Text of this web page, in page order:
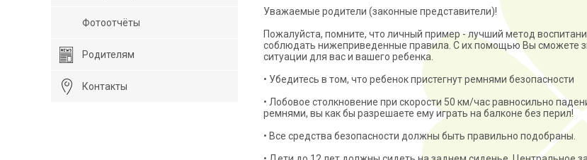
Фотоотчёты
Родителям
Контакты
Уважаемые родители (законные представители)!
Пожалуйста, помните, что личный пример - лучший метод
соблюдать нижеприведенные правила. С их помощью Вы сможете
ситуации для вас и вашего ребенка.
• Убедитесь в том, что ребенок пристегнут ремнями безопасности
• Лобовое столкновение при скорости 50 км/час равносильно
ремнями, вы как бы разрешаете ему играть на балконе без перил!
• Все средства безопасности должны быть правильно подобраны.